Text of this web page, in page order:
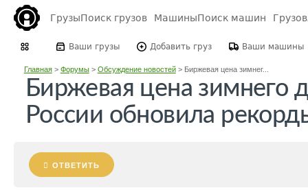
ГрузыПоиск грузов МашиныПоиск машин
Ваши грузы Добавить груз Ваши машины
Главная> Форумы> Обсуждение новостей> Биржевая цена зимнег...
Биржевая цена зимнего
России обновила
ОТВЕТИТЬ